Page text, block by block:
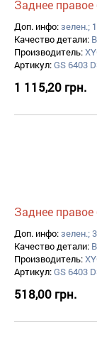
Заднее правое
Доп. инфо:зелен.;
Качество детали:
Производитель:
Артикул:GS 6403
1 115,20 грн.
Заднее правое
Доп. инфо:зелен.;
Качество детали:
Производитель:
Артикул:GS 6403
518,00 грн.